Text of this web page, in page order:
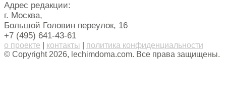
Адрес редакции:
г. Москва,
Большой Головин переулок, 16
+7 (495) 641-43-61
о проекте контакты
политика конфиденциальности
© Copyright 2026, lechimdoma.com. Все права защищены.